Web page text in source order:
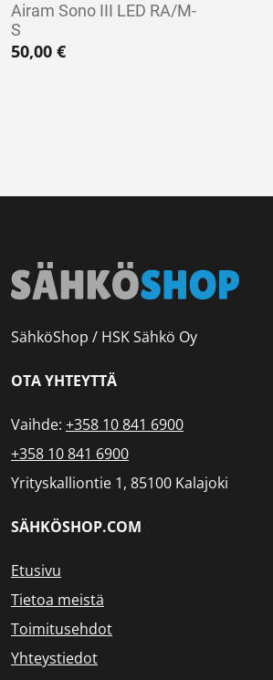
Airam Sono III LED RA/M-
S
50,00 €
SähköShop / HSK Sähkö Oy
OTA YHTEYTTÄ
Vaihde: +358 10 841 6900
+358 10 841 6900
Yrityskalliontie 1, 85100 Kalajoki
SÄHKÖSHOP.COM
Etusivu
Tietoa meistä
Toimitusehdot
Yhteystiedot